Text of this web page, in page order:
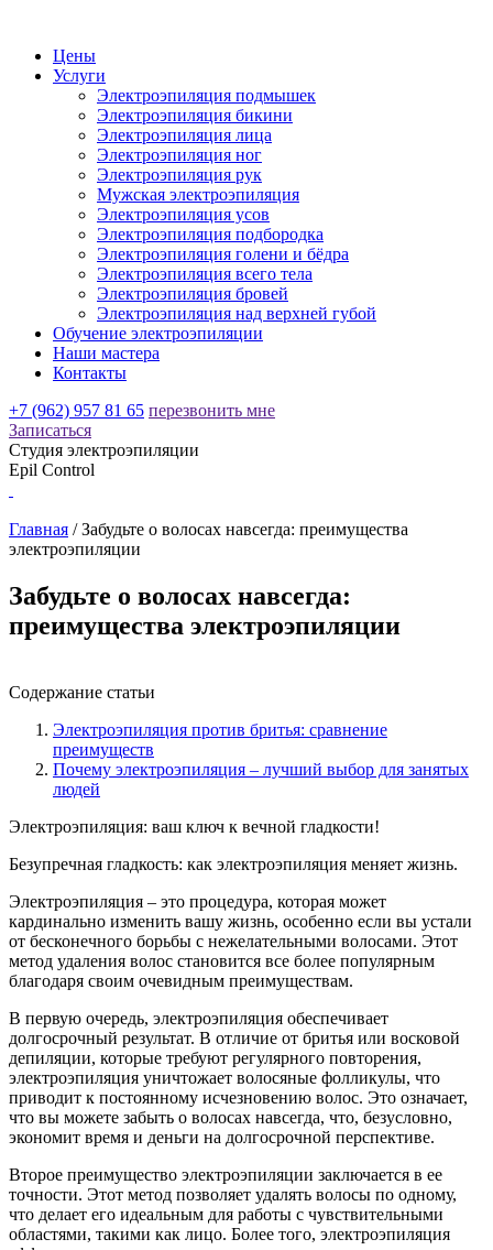
Цены
Услуги
Электроэпиляция подмышек
Электроэпиляция бикини
Электроэпиляция лица
Электроэпиляция ног
Электроэпиляция рук
Мужская электроэпиляция
Электроэпиляция усов
Электроэпиляция подбородка
Электроэпиляция голени и бёдра
Электроэпиляция всего тела
Электроэпиляция бровей
Электроэпиляция над верхней губой
Обучение электроэпиляции
Наши мастера
Контакты
+7 (962) 957 81 65 перезвонить мне
Записаться
Студия электроэпиляции
Epil Control
Главная /Забудьте о волосах навсегда: преимущества
электроэпиляции
Забудьте о волосах навсегда:
преимущества электроэпиляции
Содержание статьи
Электроэпиляция против бритья: сравнение
преимуществ
Почему электроэпиляция – лучший выбор для занятых
людей
Электроэпиляция: ваш ключ к вечной гладкости!
Безупречная гладкость: как электроэпиляция меняет жизнь.
Электроэпиляция – это процедура, которая может
кардинально изменить вашу жизнь, особенно если вы устали
от бесконечного борьбы с нежелательными волосами. Этот
метод удаления волос становится все более популярным
благодаря своим очевидным преимуществам.
В первую очередь, электроэпиляция обеспечивает
долгосрочный результат. В отличие от бритья или восковой
депиляции, которые требуют регулярного повторения,
электроэпиляция уничтожает волосяные фолликулы, что
приводит к постоянному исчезновению волос. Это означает,
что вы можете забыть о волосах навсегда, что, безусловно,
экономит время и деньги на долгосрочной перспективе.
Второе преимущество электроэпиляции заключается в ее
точности. Этот метод позволяет удалять волосы по одному,
что делает его идеальным для работы с чувствительными
областями, такими как лицо. Более того, электроэпиляция